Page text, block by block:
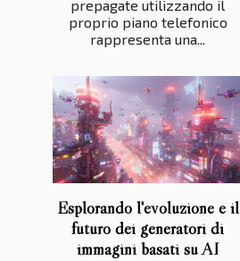
prepagate utilizzando il
proprio piano telefonico
rappresenta una...
Esplorando l'evoluzione e il
futuro dei generatori di
immagini basati su AI